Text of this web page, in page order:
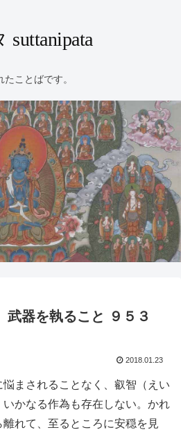
器を執ること ９５３
2018.01.23
まされることなく、叡智（えい
かなる作為も存在しない。かれ
れて、至るところに安穏を見